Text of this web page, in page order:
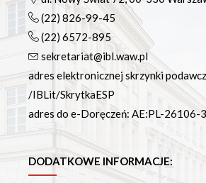
Repozytorium RCIN
Otwarta nauka
Edukacja
Studia podyplomowe
Kursy
Szkolenia
Szkoła Doktorska Anthropos
Erasmus
Olimpiada Literatury i Języka
(22) 826-99-45
(22) 6572-895
sekretariat@ibl.waw.pl
adres elektronicznej skrzynki
/IBLit/SkrytkaESP
adres do e-Doręczeń: AE:PL-26106-
DODATKOWE INFORMACJE: